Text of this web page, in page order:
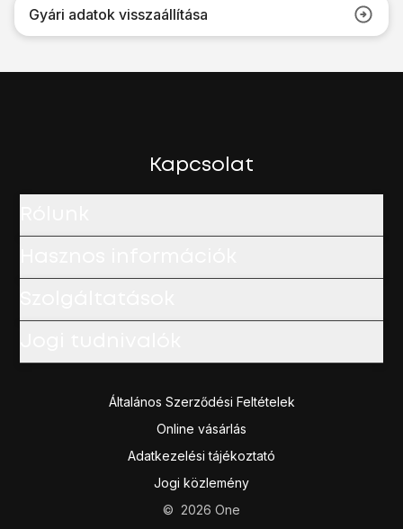
Gyári adatok visszaállítása
Kapcsolat
Általános Szerződési Feltételek
Online vásárlás
Adatkezelési tájékoztató
Jogi közlemény
© 2026 One